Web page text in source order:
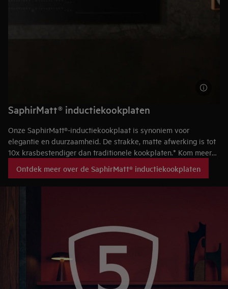
SaphirMatt® inductiekookplaten
Onze SaphirMatt®-inductiekookplaat is synoniem voor
elegantie en duurzaamheid. De strakke, matte afwerking is tot
10x krasbestendiger dan traditionele kookplaten.* Kom meer
voordelen en het ontwerp ervan.
Ontdek meer over de SaphirMatt® inductiekookplaten